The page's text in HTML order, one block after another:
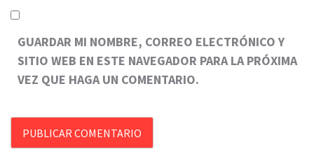
GUARDAR MI NOMBRE, CORREO ELECTRÓNICO Y
SITIO WEB EN ESTE NAVEGADOR PARA LA PRÓXIMA
VEZ QUE HAGA UN COMENTARIO.